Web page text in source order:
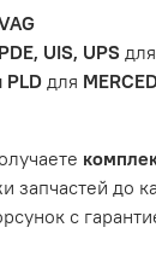
ДТП,
системы
UIS, UPS для
PLD для
запчастей до
с